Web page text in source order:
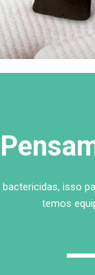
isso
temos